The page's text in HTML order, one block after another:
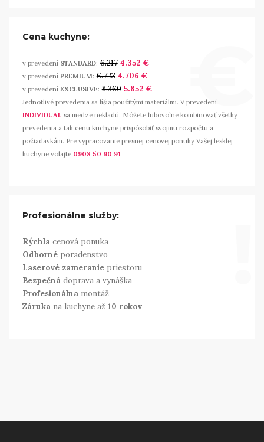
€
Cena kuchyne:
v prevedení STANDARD: 6.2174.352 €
v prevedení PREMIUM: 6.7234.706 €
v prevedení EXCLUSIVE: 8.3605.852 €
Jednotlivé prevedenia sa líšia použitými materiálmi. V prevedení
INDIVIDUAL sa medze nekladú. Môžete ľubovoľne kombinovať všetky
prevedenia a tak cenu kuchyne prispôsobiť svojmu rozpočtu a
požiadavkám. Pre vypracovanie presnej cenovej ponuky Vašej lesklej
kuchyne volajte 0908 50 90 91
Profesionálne služby:
Rýchlacenová ponuka
Odbornéporadenstvo
Laserové zameraniepriestoru
Bezpečnádoprava a vynáška
Profesionálnamontáž
Zárukana kuchyne až 10 rokov